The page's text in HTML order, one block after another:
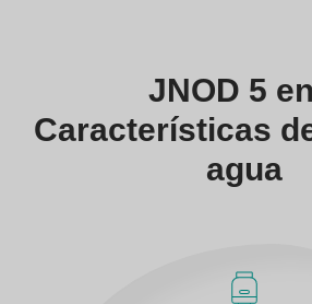
JNOD 5
Características
agua